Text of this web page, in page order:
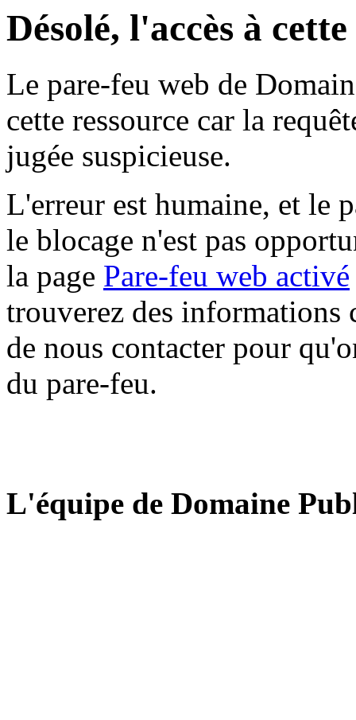
Désolé, l'accès à
Le pare-feu web de
cette ressource car la
jugée suspicieuse.
L'erreur est humaine, et le
le blocage n'est pas
la page Pare-feu web activé
trouverez des informations
de nous contacter pour
du pare-feu.
L'équipe de Domaine